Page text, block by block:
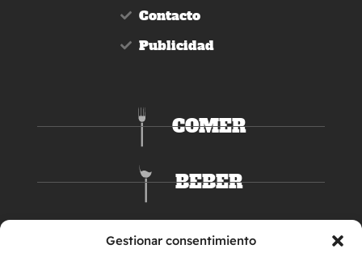
Gestionar consentimiento
Contacto
Publicidad
COMER
BEBER
DORMIR